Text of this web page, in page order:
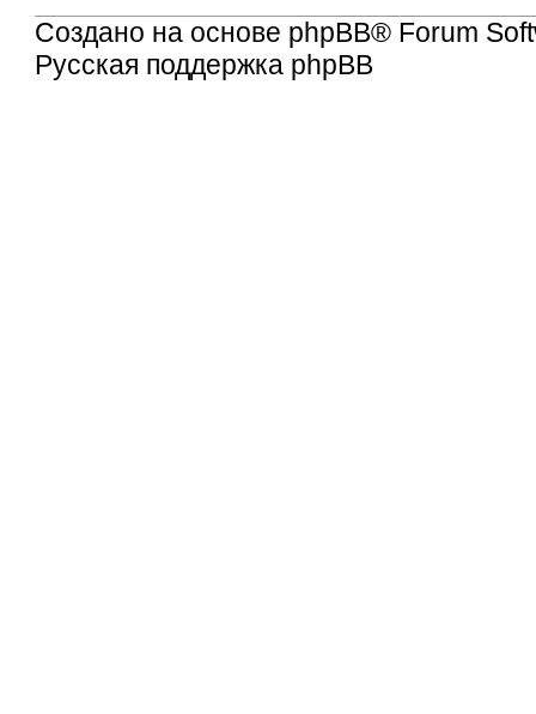
Создано на основе phpBB® Forum
Русская поддержка phpBB